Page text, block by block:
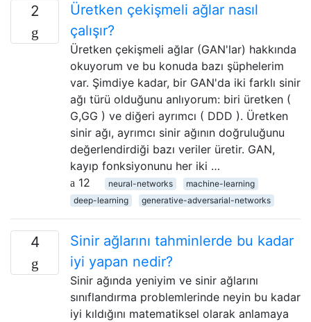
2
Üretken çekişmeli ağlar nasıl
çalışır?
Üretken çekişmeli ağlar (GAN'lar) hakkında
okuyorum ve bu konuda bazı şüphelerim
var. Şimdiye kadar, bir GAN'da iki farklı sinir
ağı türü olduğunu anlıyorum: biri üretken (
G,GG ) ve diğeri ayrımcı ( DDD ). Üretken
sinir ağı, ayrımcı sinir ağının doğruluğunu
değerlendirdiği bazı veriler üretir. GAN,
kayıp fonksiyonunu her iki …
12
neural-networks
machine-learning
deep-learning
generative-adversarial-networks
4
Sinir ağlarını tahminlerde bu kadar
iyi yapan nedir?
Sinir ağında yeniyim ve sinir ağlarını
sınıflandırma problemlerinde neyin bu kadar
iyi kıldığını matematiksel olarak anlamaya